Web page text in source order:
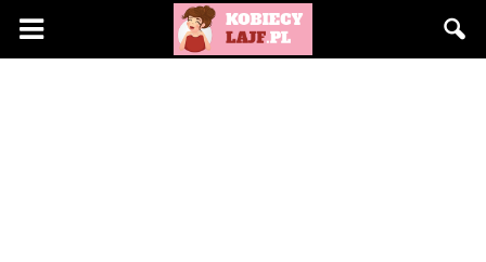
KobiecyLajf.pl